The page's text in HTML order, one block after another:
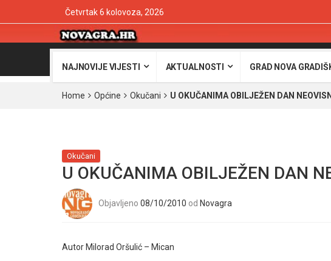
Četvrtak 6 kolovoza, 2026
NAJNOVIJE VIJESTI AKTUALNOSTI GRAD NOVA
Home Općine Okučani U OKUČANIMA OBILJEŽEN DAN
Okučani
U OKUČANIMA OBILJEŽEN DAN
Objavljeno 08/10/2010 od Novagra
Autor Milorad Oršulić – Mican